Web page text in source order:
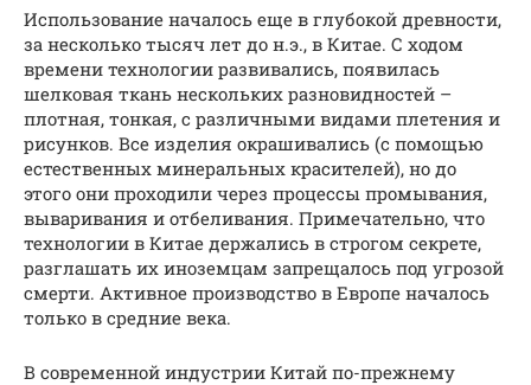
Использование началось еще в глубокой древности,
за несколько тысяч лет до н.э., в Китае. С ходом
времени технологии развивались, появилась
шелковая ткань нескольких разновидностей –
плотная, тонкая, с различными видами плетения и
рисунков. Все изделия окрашивались (с помощью
естественных минеральных красителей), но до
этого они проходили через процессы промывания,
вываривания и отбеливания. Примечательно, что
технологии в Китае держались в строгом секрете,
разглашать их иноземцам запрещалось под угрозой
смерти. Активное производство в Европе началось
только в средние века.
В современной индустрии Китай по-прежнему